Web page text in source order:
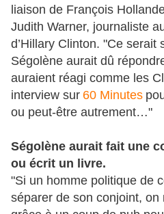
liaison de François
Judith Warner, journaliste
d’Hillary Clinton. "Ce serait
Ségolène aurait dû
auraient réagi comme les
interview sur 60 Minutes
ou peut-être autrement…"
Ségolène aurait fait une
ou écrit un livre.
"Si un homme politique de
séparer de son conjoint, on